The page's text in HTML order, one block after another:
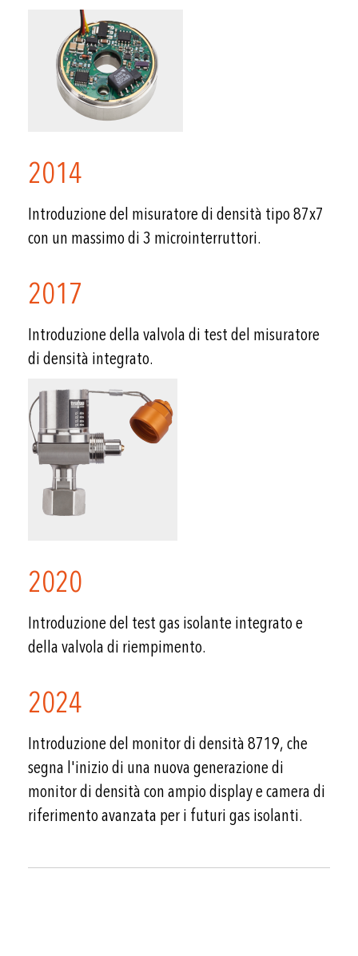
2014
Introduzione del misuratore di densità tipo 87x7
con un massimo di 3 microinterruttori.
2017
Introduzione della valvola di test del misuratore
di densità integrato.
2020
Introduzione del test gas isolante integrato e
della valvola di riempimento.
2024
Introduzione del monitor di densità 8719, che
segna l'inizio di una nuova generazione di
monitor di densità con ampio display e camera di
riferimento avanzata per i futuri gas isolanti.